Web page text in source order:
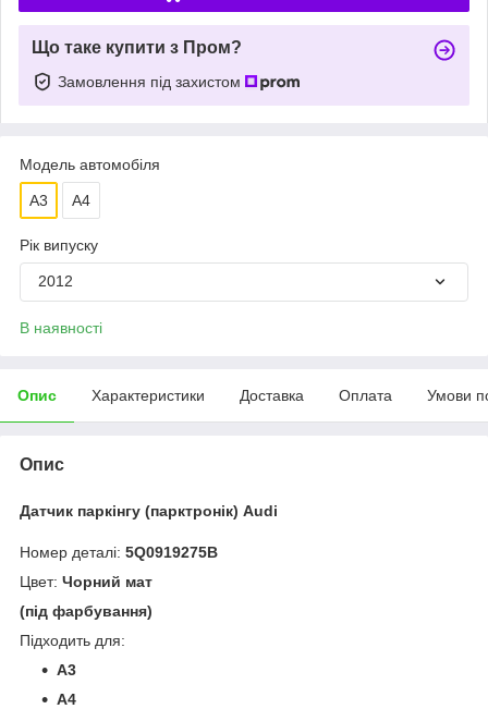
Що таке купити з Пром?
Замовлення під захистом
Модель автомобіля
A3 A4
Рік випуску
2012
В наявності
Опис Характеристики Доставка Оплата Умови
Опис
Датчик паркінгу (парктронік) Audi
Номер деталі: 5Q0919275B
Цвет: Чорний мат
(під фарбування)
Підходить для:
A3
A4